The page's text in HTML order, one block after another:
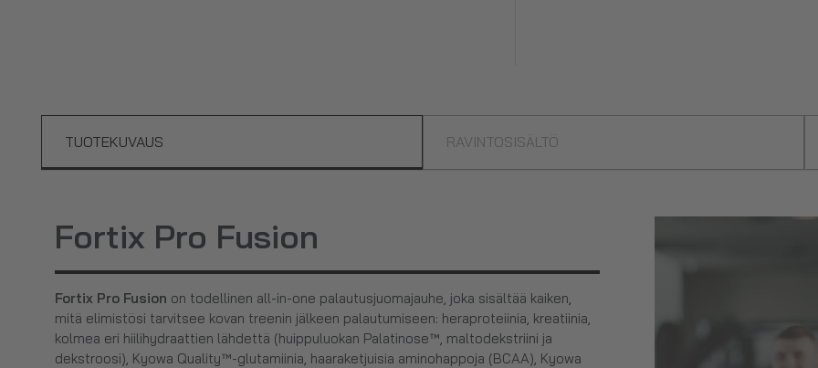
TUOTEKUVAUS RAVINTOSISÄLTÖ
Fortix Pro Fusion
Fortix Pro Fusion on todellinen all-in-one palautusjuomajauhe, joka sisältää kaiken,
mitä elimistösi tarvitsee kovan treenin jälkeen palautumiseen: heraproteiinia, kreatiinia,
kolmea eri hiilihydraattien lähdettä (huippuluokan Palatinose™, maltodekstriini ja
dekstroosi), Kyowa Quality™-glutamiinia, haaraketjuisia aminohappoja (BCAA), Kyowa